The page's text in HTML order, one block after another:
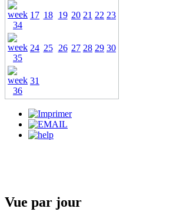
17 18 19 20 21 22 23
24 25 26 27 28 29 30
31
Vue par jour